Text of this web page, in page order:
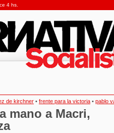
4 hs.
de kirchner • frente para la victoria • pablo
mano a Macri,